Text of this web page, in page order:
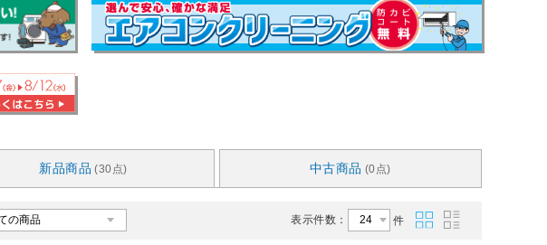
新品商品 (30点) 中古商品 (0点)
表示件数： 件